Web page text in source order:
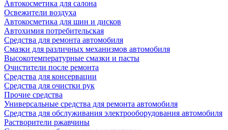
Автокосметика для салона
Освежители воздуха
Автокосметика для шин и дисков
Автохимия потребительская
Средства для ремонта автомобиля
Смазки для различных механизмов автомобиля
Высокотемпературные смазки и пасты
Очистители после ремонта
Средства для консервации
Средства для очистки рук
Прочие средства
Универсальные средства для ремонта автомобиля
Средства для обслуживания электрооборудования автомобиля
Растворители ржавчины